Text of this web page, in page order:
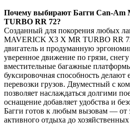
Почему выбирают Багги Can-
TURBO RR 72?
Созданный для покорения любых
MAVERICK X3 X MR TURBO RR
двигатель и продуманную
уверенное движение по грязи,
вместительные багажные
буксировочная способность
перевозки грузов. Двуместный с
позволяет наслаждаться долгими
оснащение добавляет удобства и
Багги готов к любым вызовам — от
активного отдыха до хозяйственных